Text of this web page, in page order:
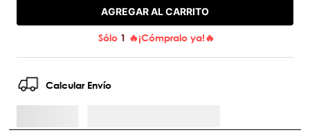
AGREGAR AL CARRITO
Sólo 1 🔥¡Cómpralo ya!🔥
Calcular Envío